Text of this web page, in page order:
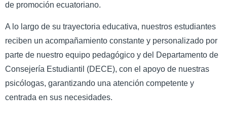
de promoción ecuatoriano.
A lo largo de su trayectoria educativa, nuestros estudiantes
reciben un acompañamiento constante y personalizado por
parte de nuestro equipo pedagógico y del Departamento de
Consejería Estudiantil (DECE), con el apoyo de nuestras
psicólogas, garantizando una atención competente y
centrada en sus necesidades.